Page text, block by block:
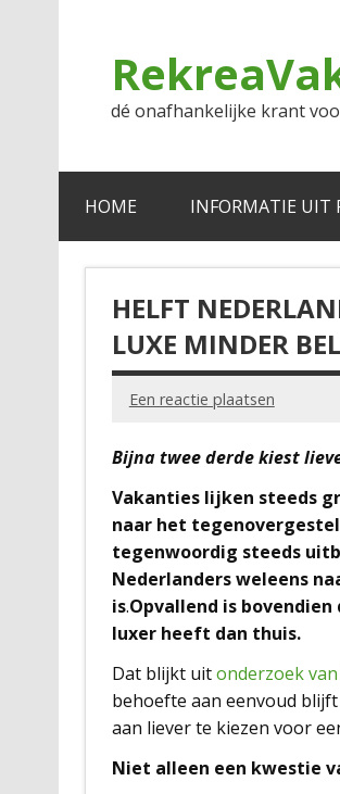
dé onafhankelijke krant
HOME INFORMATIE UIT
HELFT
LUXE MINDER
Een reactie plaatsen
Bijna twee derde kiest
Vakanties lijken steeds
naar het
tegenwoordig steeds
Nederlanders weleens
is.Opvallend is
luxer heeft dan thuis.
Dat blijkt uitonderzoek
behoefte aan eenvoud
aan liever te kiezen voor
Niet alleen een kwestie